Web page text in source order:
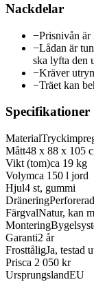
Nackdelar
−Prisnivån är
−Lådan är
ska lyfta den
−Kräver
−Träet kan
Specifikationer
Material
Mått48 x 88 x 105
Vikt (tom)ca 19 kg
Volymca 150 l jord
Hjul4 st, gummi
Dränering
FärgvalNatur, kan
Montering
Garanti2 år
FrosttåligJa, testad
Prisca 2 050 kr
UrsprungslandEU